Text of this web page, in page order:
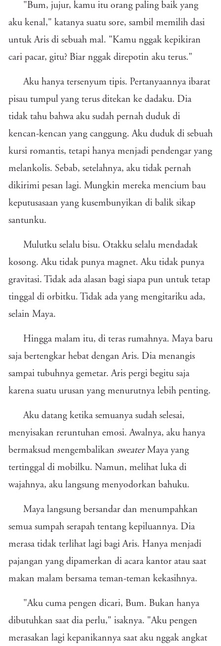
"Bum, jujur, kamu itu orang paling baik yang
aku kenal," katanya suatu sore, sambil memilih dasi
untuk Aris di sebuah mal. "Kamu nggak kepikiran
cari pacar, gitu? Biar nggak direpotin aku terus."
Aku hanya tersenyum tipis. Pertanyaannya ibarat
pisau tumpul yang terus ditekan ke dadaku. Dia
tidak tahu bahwa aku sudah pernah duduk di
kencan-kencan yang canggung. Aku duduk di sebuah
kursi romantis, tetapi hanya menjadi pendengar yang
melankolis. Sebab, setelahnya, aku tidak pernah
dikirimi pesan lagi. Mungkin mereka mencium bau
keputusasaan yang kusembunyikan di balik sikap
santunku.
Mulutku selalu bisu. Otakku selalu mendadak
kosong. Aku tidak punya magnet. Aku tidak punya
gravitasi. Tidak ada alasan bagi siapa pun untuk tetap
tinggal di orbitku. Tidak ada yang mengitariku ada,
selain Maya.
Hingga malam itu, di teras rumahnya. Maya baru
saja bertengkar hebat dengan Aris. Dia menangis
sampai tubuhnya gemetar. Aris pergi begitu saja
karena suatu urusan yang menurutnya lebih penting.
Aku datang ketika semuanya sudah selesai,
menyisakan reruntuhan emosi. Awalnya, aku hanya
bermaksud mengembalikan sweaterMaya yang
tertinggal di mobilku. Namun, melihat luka di
wajahnya, aku langsung menyodorkan bahuku.
Maya langsung bersandar dan menumpahkan
semua sumpah serapah tentang kepiluannya. Dia
merasa tidak terlihat lagi bagi Aris. Hanya menjadi
pajangan yang dipamerkan di acara kantor atau saat
makan malam bersama teman-teman kekasihnya.
"Aku cuma pengen dicari, Bum. Bukan hanya
dibutuhkan saat dia perlu," isaknya. "Aku pengen
merasakan lagi kepanikannya saat aku nggak angkat